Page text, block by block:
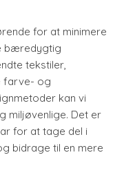
for at minimere
bæredygtig
tekstiler,
farve- og
kan vi
miljøvenlige. Det er
for at tage del i
bidrage til en mere